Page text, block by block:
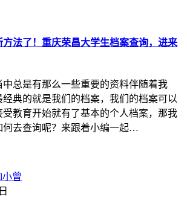
方法了！重庆荣昌大学生档案查询，进来
中总是有那么一些重要的资料伴随着我
典的就是我们的档案，我们的档案可以
受教育开始就有了基本的个人档案，那我
何去查询呢？来跟着小编一起…
小曾